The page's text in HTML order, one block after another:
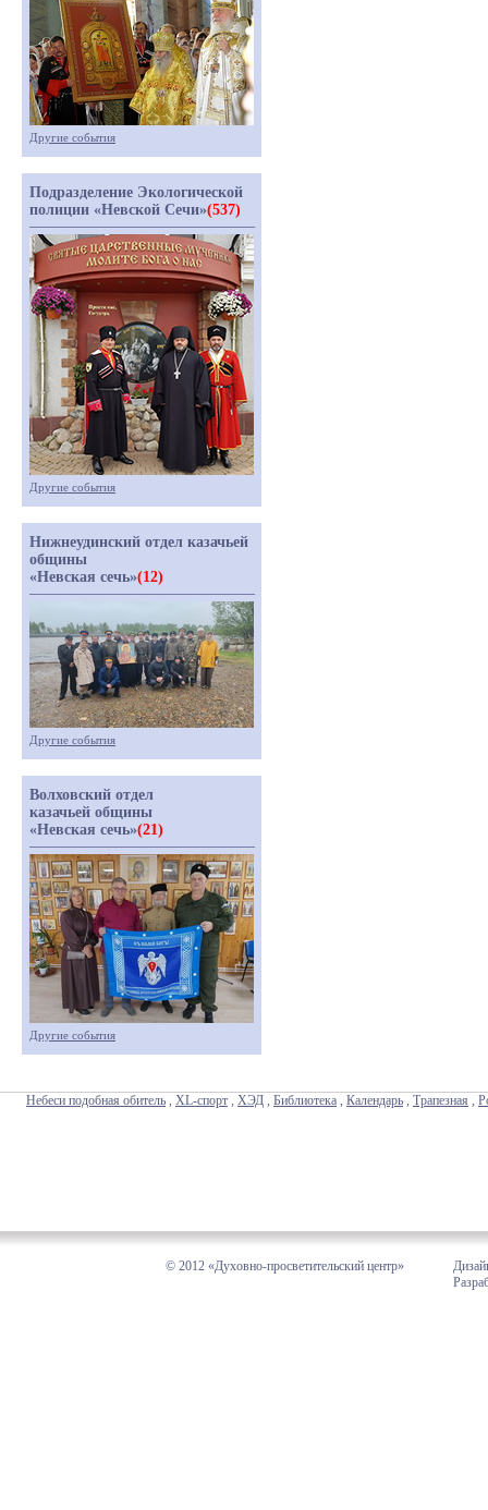
Другие события
Подразделение Экологической
полиции «Невской Сечи»(537)
Другие события
Нижнеудинский отдел казачьей
общины
«Невская сечь»(12)
Другие события
Волховский отдел
казачьей общины
«Невская сечь»(21)
Другие события
Небеси подобная обитель , XL-спорт , ХЭД , Библиотека , Календарь , Трапезная ,
© 2012 «Духовно-просветительский центр»